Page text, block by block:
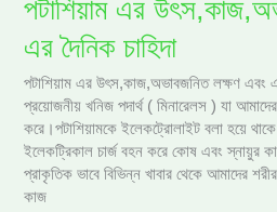
পটাশিয়াম এর
এর দৈনিক চাহিদা
পটাশিয়াম এর উৎস,কাজ,অভাবজনিত লক্ষণ এবং
প্রয়োজনীয় খনিজ পদার্থ ( মিনারেলস ) যা
করে।পটাশিয়ামকে ইলেকট্রোলাইট বলা হয়ে থাকে
ইলেকট্রিকাল চার্জ বহন করে কোষ এবং স্নায়ুর
প্রাকৃতিক ভাবে বিভিন্ন খাবার থেকে আমাদের
কাজ